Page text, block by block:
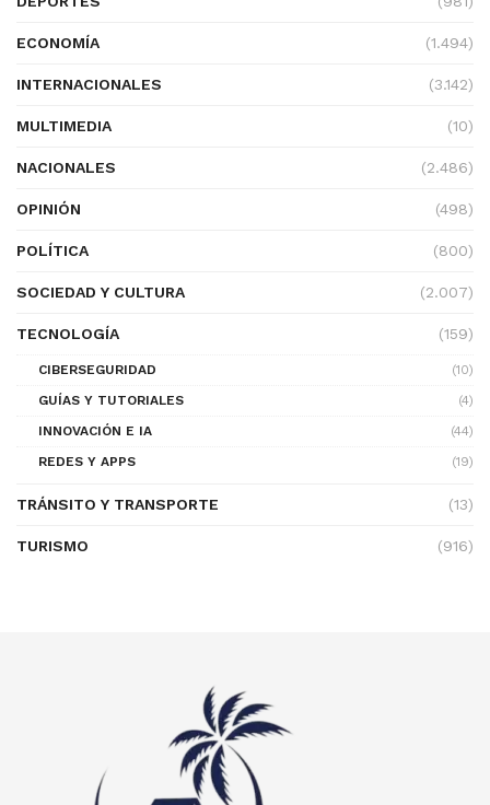
ECONOMÍA (1.494)
INTERNACIONALES (3.142)
MULTIMEDIA (10)
NACIONALES (2.486)
OPINIÓN (498)
POLÍTICA (800)
SOCIEDAD Y CULTURA (2.007)
TECNOLOGÍA (159)
CIBERSEGURIDAD
(10)
GUÍAS Y TUTORIALES
(4)
INNOVACIÓN E IA
(44)
REDES Y APPS
(19)
TRÁNSITO Y TRANSPORTE (13)
TURISMO (916)